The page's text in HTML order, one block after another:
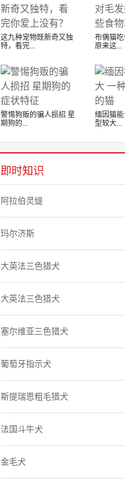
这九种宠物既新奇又独
特，看完...
布偶猫
原来这...
警惕狗贩的骗人损招 星
期狗的...
缅因猫
型较大...
即时知识
阿拉伯灵缇
玛尔济斯
大英法三色猎犬
大英法三色猎犬
塞尔维亚三色猎犬
葡萄牙指示犬
斯提瑞恩粗毛猎犬
法国斗牛犬
金毛犬